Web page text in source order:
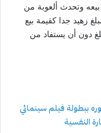
وتحدث ألعوبة من
زهيد جدا كقيمة بيع
من هذا المبلغ دون أن يستفاد من
ببطولة فيلم سينمائي
النفسية